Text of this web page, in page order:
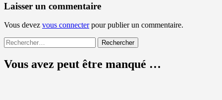
Laisser un commentaire
Vous devez vous connecterpour publier un commentaire.
Rechercher :
Vous avez peut être manqué …